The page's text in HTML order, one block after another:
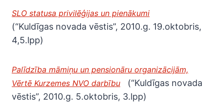
SLO statusa privilēģijas un pienākumi
(“Kuldīgas novada vēstis”, 2010.g. 19.oktobris,
4,5.lpp)
Palīdzība māmiņu un pensionāru organizācijām,
Vērtē Kurzemes NVO darbību (“Kuldīgas novada
vēstis”, 2010.g. 5.oktobris, 3.lpp)